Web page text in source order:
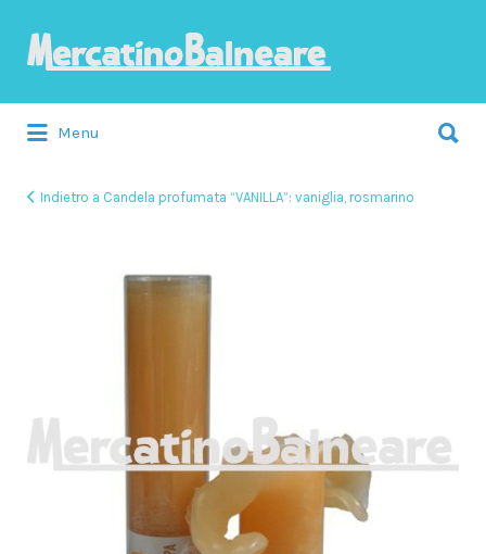
Menu
Indietro a Candela profumata “VANILLA”: vaniglia, rosmarino